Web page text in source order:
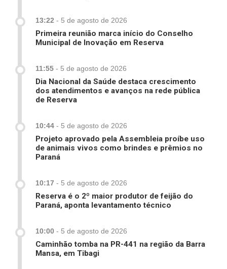
13:22 - 5 de agosto de 2026
Primeira reunião marca início do Conselho
Municipal de Inovação em Reserva
11:55 - 5 de agosto de 2026
Dia Nacional da Saúde destaca crescimento
dos atendimentos e avanços na rede pública
de Reserva
10:44 - 5 de agosto de 2026
Projeto aprovado pela Assembleia proíbe uso
de animais vivos como brindes e prêmios no
Paraná
10:17 - 5 de agosto de 2026
Reserva é o 2º maior produtor de feijão do
Paraná, aponta levantamento técnico
10:00 - 5 de agosto de 2026
Caminhão tomba na PR-441 na região da Barra
Mansa, em Tibagi